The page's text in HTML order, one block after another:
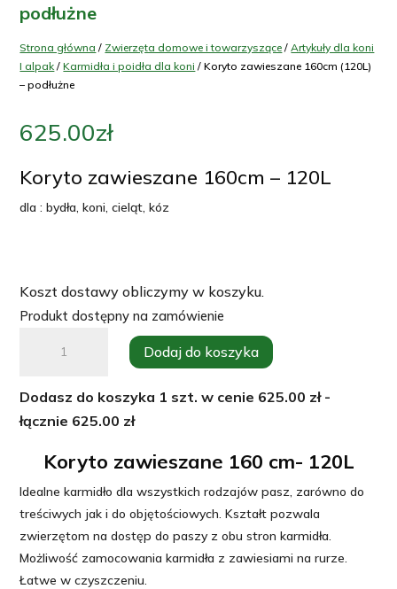
podłużne
Strona główna / Zwierzęta domowe i towarzyszące /Artykuły dla koni
I alpak /Karmidła i poidła dla koni / Koryto zawieszane 160cm (120L)
– podłużne
625.00zł
Koryto zawieszane 160cm – 120L
dla : bydła, koni, cieląt, kóz
Koszt dostawy obliczymy w koszyku.
Produkt dostępny na zamówienie
Koryto
(120L)
Dodaj do koszyka
Dodasz do koszyka 1 szt. w cenie 625.00 zł -
łącznie 625.00 zł
Koryto zawieszane 160 cm- 120L
Idealne karmidło dla wszystkich rodzajów pasz, zarówno do
treściwych jak i do objętościowych. Kształt pozwala
zwierzętom na dostęp do paszy z obu stron karmidła.
Możliwość zamocowania karmidła z zawiesiami na rurze.
Łatwe w czyszczeniu.